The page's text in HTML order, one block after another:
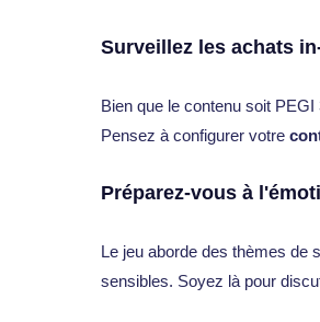
Surveillez les achats
Bien que le contenu soit
Pensez à configurer votre
Préparez-vous à
Le jeu aborde des thèmes de
sensibles. Soyez là pour